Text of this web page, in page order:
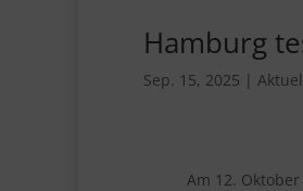
Hamburg
Sep. 15, 2025 |
Am 12.